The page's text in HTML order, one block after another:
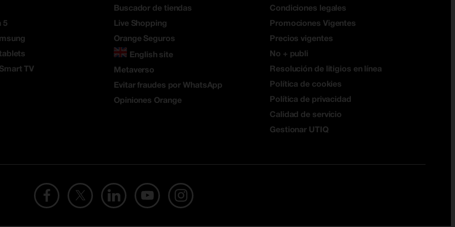
5
TV
Buscador de tiendas
Live Shopping
Orange Seguros
English site
Metaverso
Evitar fraudes por WhatsApp
Opiniones Orange
Condiciones legales
Promociones Vigentes
Precios vigentes
No + publi
Resolución de litigios en línea
Política de cookies
Política de privacidad
Calidad de servicio
Gestionar UTIQ